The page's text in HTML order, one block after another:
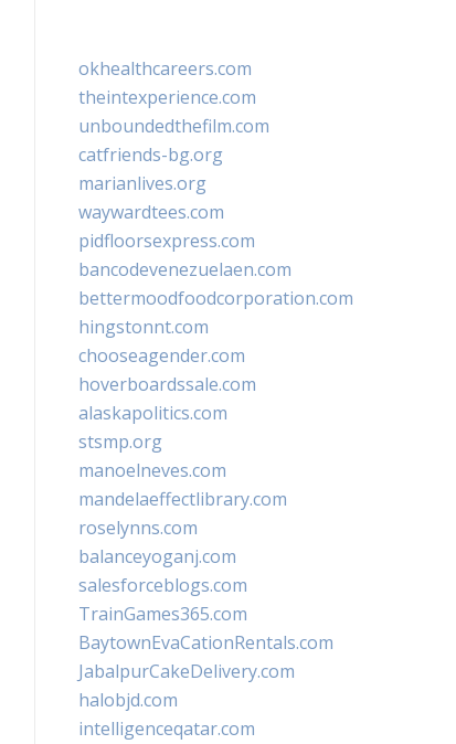
okhealthcareers.com
theintexperience.com
unboundedthefilm.com
catfriends-bg.org
marianlives.org
waywardtees.com
pidfloorsexpress.com
bancodevenezuelaen.com
bettermoodfoodcorporation.com
hingstonnt.com
chooseagender.com
hoverboardssale.com
alaskapolitics.com
stsmp.org
manoelneves.com
mandelaeffectlibrary.com
roselynns.com
balanceyoganj.com
salesforceblogs.com
TrainGames365.com
BaytownEvaCationRentals.com
JabalpurCakeDelivery.com
halobjd.com
intelligenceqatar.com